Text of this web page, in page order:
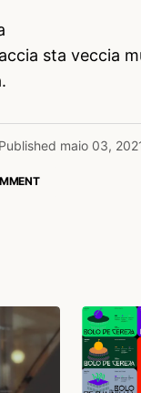
sta veccia
Published maio 03,